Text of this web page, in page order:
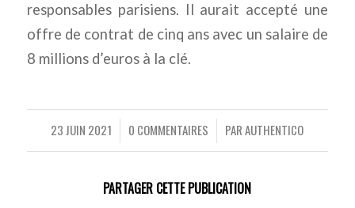
responsables parisiens. Il aurait accepté une
offre de contrat de cinq ans avec un salaire de
8 millions d’euros à la clé.
23 JUIN 2021
/ 0 COMMENTAIRES
/ PARAUTHENTICO
PARTAGER CETTE PUBLICATION